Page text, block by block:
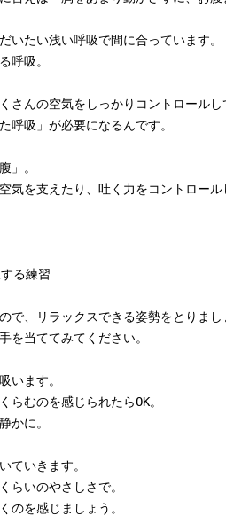
いたい浅い呼吸で間に合っています。
呼吸。
さんの空気をしっかりコントロール
呼吸」が必要になるんです。
」。
気を支えたり、吐く力をコントロー
る練習
で、リラックスできる姿勢をとりまし
を当ててみてください。
います。
らむのを感じられたらOK。
かに。
ていきます。
らいのやさしさで。
のを感じましょう。